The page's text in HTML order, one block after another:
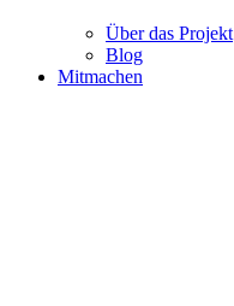
Über das Projekt
Blog
Mitmachen